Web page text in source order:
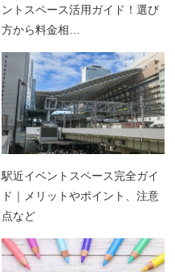
ントスペース活用ガイド！選び
方から料金相…
駅近イベントスペース完全ガイ
ド｜メリットやポイント、注意
点など